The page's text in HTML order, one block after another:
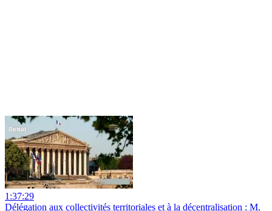
1:37:29
Délégation aux collectivités territoriales et à la décentralisation : M.